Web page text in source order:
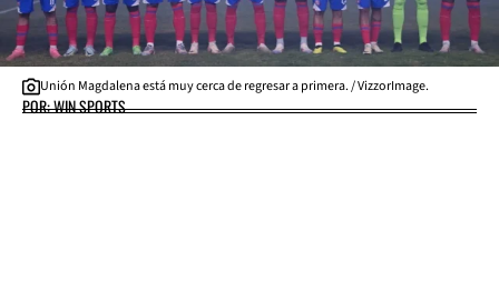
Unión Magdalena está muy cerca de regresar a primera. / VizzorImage.
POR: WIN SPORTS